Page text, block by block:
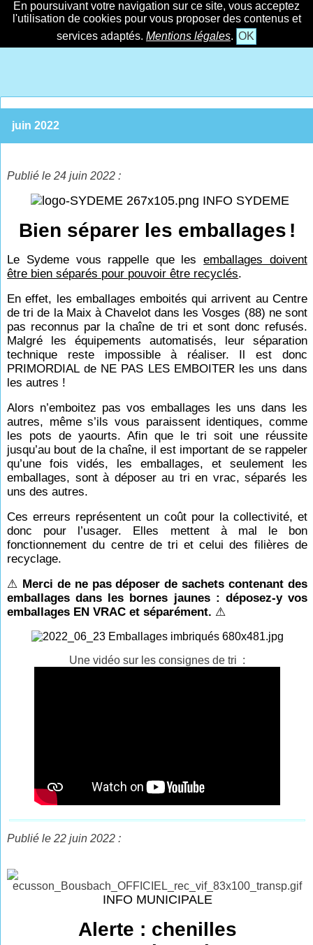
En poursuivant votre navigation sur ce site, vous acceptez
l'utilisation de cookies pour vous proposer des contenus et
services adaptés. Mentions légales. OK
juin 2022
Publié le 24 juin 2022 :
INFO SYDEME
Bien séparer les emballages !
Le Sydeme vous rappelle que lesemballages doivent
être bien séparés pour pouvoir être recyclés.
En effet, les emballages emboités qui arrivent au Centre
de tri de la Maix à Chavelot dans les Vosges (88) ne sont
pas reconnus par la chaîne de tri et sont donc refusés.
Malgré les équipements automatisés, leur séparation
technique reste impossible à réaliser. Il est donc
PRIMORDIAL de NE PAS LES EMBOITER les uns dans
les autres !
Alors n’emboitez pas vos emballages les uns dans les
autres, même s’ils vous paraissent identiques, comme
les pots de yaourts. Afin que le tri soit une réussite
jusqu’au bout de la chaîne, il est important de se rappeler
qu’une fois vidés, les emballages, et seulement les
emballages, sont à déposer au tri en vrac, séparés les
uns des autres.
Ces erreurs représentent un coût pour la collectivité, et
donc pour l’usager. Elles mettent à mal le bon
fonctionnement du centre de tri et celui des filières de
recyclage.
⚠ Merci de ne pas déposer de sachets contenant des
emballages dans les bornes jaunes : déposez-y vos
emballages EN VRAC et séparément. ⚠
Une vidéo sur les consignes de tri :
Publié le 22 juin 2022 :
INFO MUNICIPALE
Alerte : chenilles